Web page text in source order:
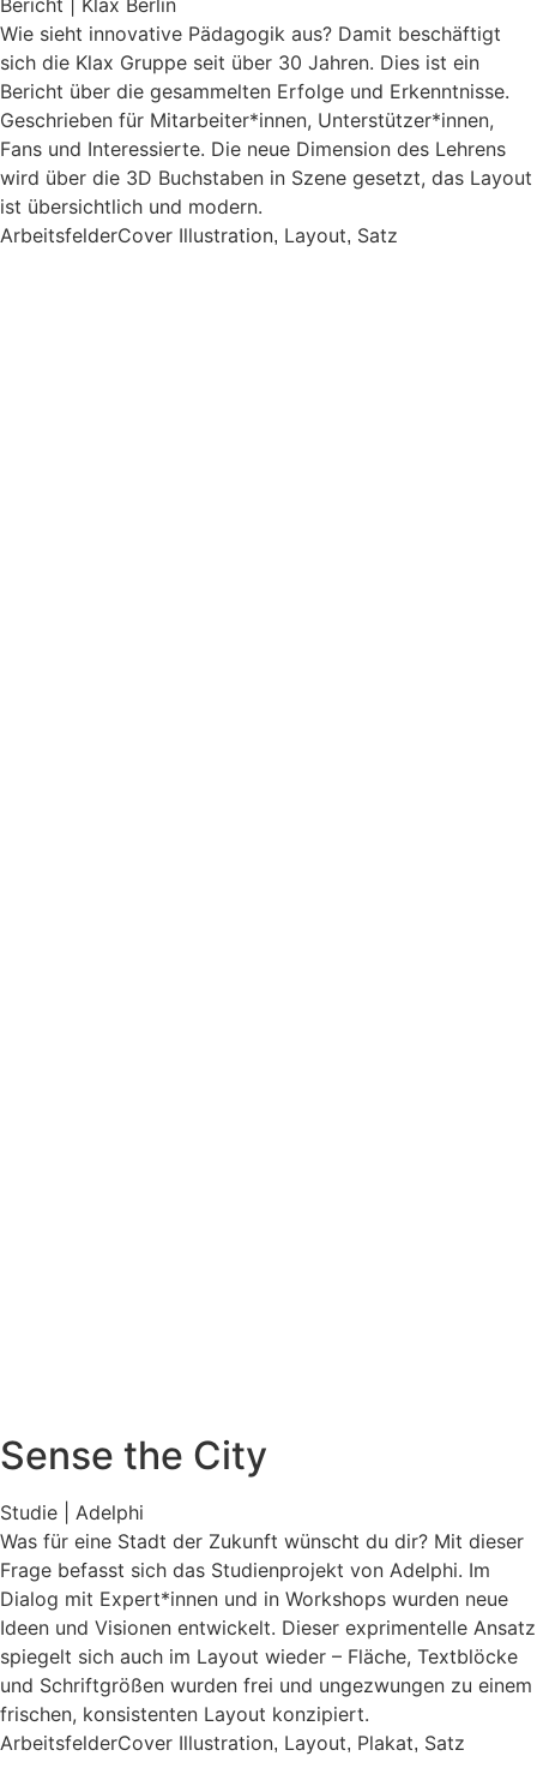
Wie sieht innovative Pädagogik aus? Damit beschäftigt
sich die Klax Gruppe seit über 30 Jahren. Dies ist ein
Bericht über die gesammelten Erfolge und Erkenntnisse.
Geschrieben für Mitarbeiter*innen, Unterstützer*innen,
Fans und Interessierte. Die neue Dimension des Lehrens
wird über die 3D Buchstaben in Szene gesetzt, das Layout
ist übersichtlich und modern.
ArbeitsfelderCover Illustration, Layout, Satz
Sense the City
Studie | Adelphi
Was für eine Stadt der Zukunft wünscht du dir? Mit dieser
Frage befasst sich das Studienprojekt von Adelphi. Im
Dialog mit Expert*innen und in Workshops wurden neue
Ideen und Visionen entwickelt. Dieser exprimentelle Ansatz
spiegelt sich auch im Layout wieder – Fläche, Textblöcke
und Schriftgrößen wurden frei und ungezwungen zu einem
frischen, konsistenten Layout konzipiert.
ArbeitsfelderCover Illustration, Layout, Plakat, Satz